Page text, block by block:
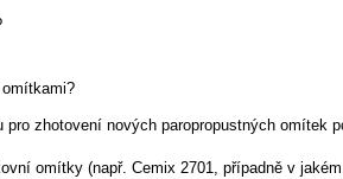
zhotovení nových paropropustných omítek
omítky (např. Cemix 2701, případně v